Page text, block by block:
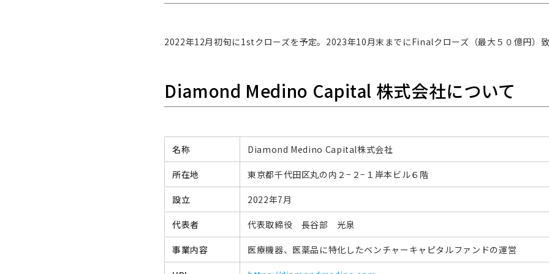
2022年12月初旬に1stクローズを予定。2023年10月末までにFinalクローズ（最大５０億円）致
Diamond Medino Capital 株式会社について
名称 Diamond Medino Capital株式会社
所在地 東京都千代田区丸の内２−２−１岸本ビル６階
設立 2022年7月
代表者 代表取締役 長谷部 光泉
事業内容 医療機器、医薬品に特化したベンチャーキャピタルファンドの運営